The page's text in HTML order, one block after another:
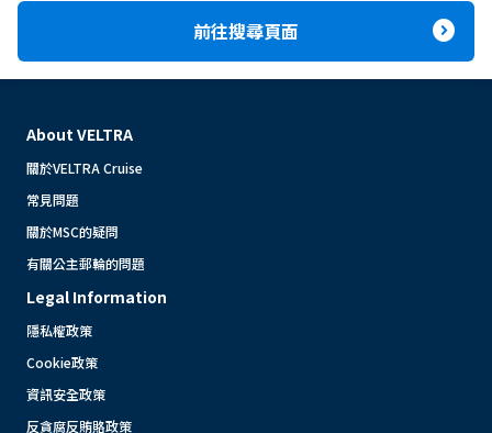
前往搜尋頁面 expand_circle_right
About VELTRA
關於VELTRA Cruise
常見問題
關於MSC的疑問
有關公主郵輪的問題
Legal Information
隱私權政策
Cookie政策
資訊安全政策
反貪腐反賄賂政策